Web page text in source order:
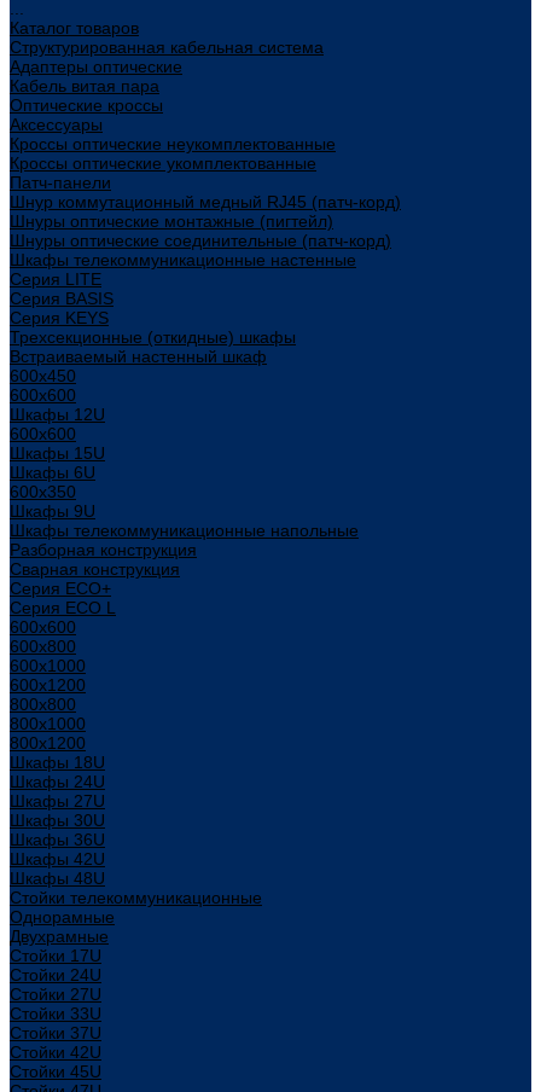
Каталог товаров
Структурированная кабельная система
Адаптеры оптические
Кабель витая пара
Оптические кроссы
Аксессуары
Кроссы оптические неукомплектованные
Кроссы оптические укомплектованные
Патч-панели
Шнур коммутационный медный RJ45 (патч-корд)
Шнуры оптические монтажные (пигтейл)
Шнуры оптические соединительные (патч-корд)
Шкафы телекоммуникационные настенные
Cерия LITE
Cерия BASIS
Cерия KEYS
Трехсекционные (откидные) шкафы
Встраиваемый настенный шкаф
600x450
600x600
Шкафы 12U
600x600
Шкафы 15U
Шкафы 6U
600x350
Шкафы 9U
Шкафы телекоммуникационные напольные
Разборная конструкция
Сварная конструкция
Серия ECO+
Серия ECO L
600x600
600x800
600х1000
600х1200
800x800
800х1000
800х1200
Шкафы 18U
Шкафы 24U
Шкафы 27U
Шкафы 30U
Шкафы 36U
Шкафы 42U
Шкафы 48U
Стойки телекоммуникационные
Однорамные
Двухрамные
Стойки 17U
Стойки 24U
Стойки 27U
Стойки 33U
Стойки 37U
Стойки 42U
Стойки 45U